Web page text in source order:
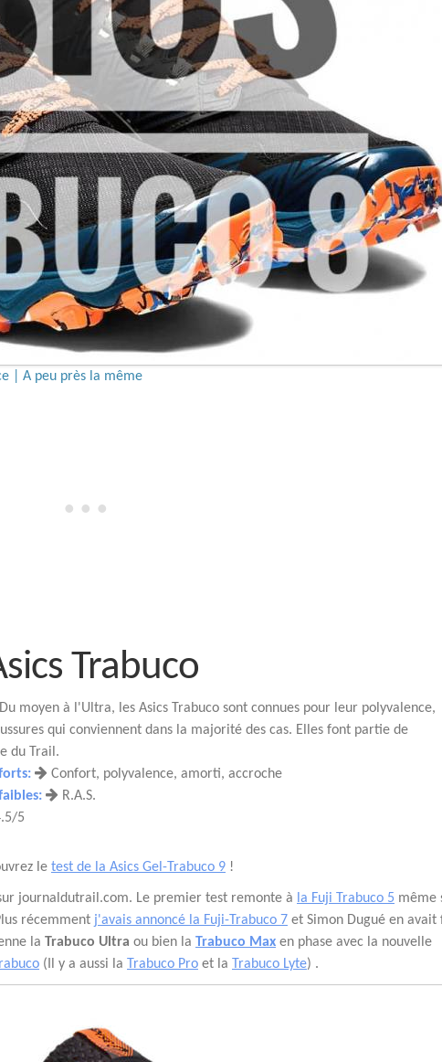
| A peu près la même
Trabuco
Du moyen à l'Ultra, les Asics Trabuco sont connues pour leur polyvalence,
qui conviennent dans la majorité des cas. Elles font partie de
du Trail.
Confort, polyvalence, amorti, accroche
R.A.S.
5
le test de la Asics Gel-Trabuco 9 !
journaldutrail.com. Le premier test remonte à la Fuji Trabuco 5 même
récemment j'avais annoncé la Fuji-Trabuco 7 et Simon Dugué en avait
la Trabuco Ultra ou bien la Trabuco Max en phase avec la nouvelle
(Il y a aussi la Trabuco Pro et la Trabuco Lyte) .